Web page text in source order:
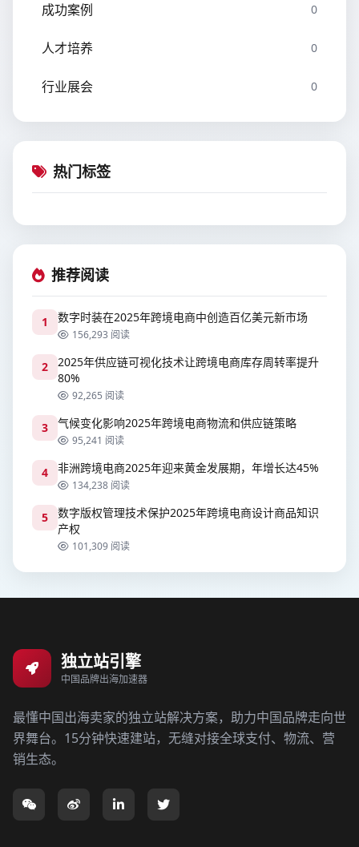
成功案例 0
人才培养 0
行业展会 0
热门标签
推荐阅读
1 数字时装在2025年跨境电商中创造百亿美元新市场
156,293 阅读
2
2025年供应链可视化技术让跨境电商库存周转率提升
80%
92,265 阅读
3 气候变化影响2025年跨境电商物流和供应链策略
95,241 阅读
4 非洲跨境电商2025年迎来黄金发展期，年增长达45%
134,238 阅读
5
数字版权管理技术保护2025年跨境电商设计商品知识
产权
101,309 阅读
独立站引擎
中国品牌出海加速器
最懂中国出海卖家的独立站解决方案，助力中国品牌走向世
界舞台。15分钟快速建站，无缝对接全球支付、物流、营
销生态。